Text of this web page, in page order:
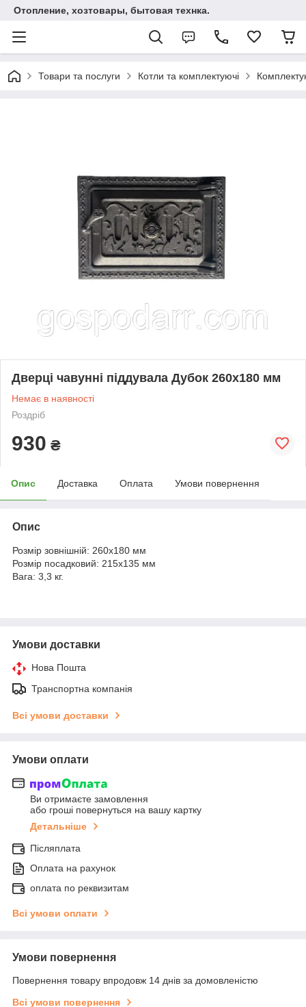
Отопление, хозтовары, бытовая технка.
Товари та послуги Котли та комплектуючі
Дверці чавунні піддувала Дубок 260х180 мм
Немає в наявності
Роздріб
930 ₴
Опис Доставка Оплата Умови повернення
Опис
Розмір зовнішній: 260х180 мм
Розмір посадковий: 215х135 мм
Вага: 3,3 кг.
Умови доставки
Нова Пошта
Транспортна компанія
Всі умови доставки
Умови оплати
Ви отримаєте замовлення
або гроші повернуться на вашу картку
Детальніше
Післяплата
Оплата на рахунок
оплата по реквизитам
Всі умови оплати
Умови повернення
Повернення товару впродовж 14 днів за домовленістю
Всі умови повернення